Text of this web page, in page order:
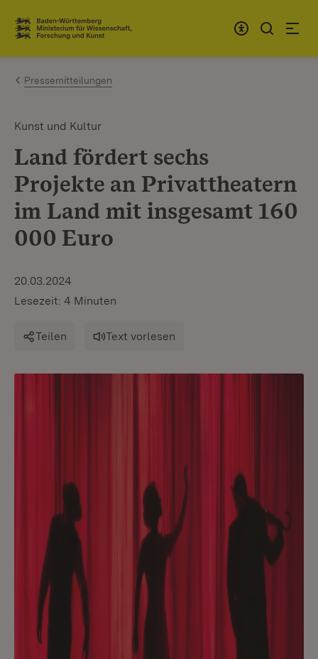
Zum Inhalt springen
Link zur Startseite
Pressemitteilungen
Kunst und Kultur
Land fördert sechs
Projekte an Privattheatern
im Land mit insgesamt 160
000 Euro
20.03.2024
Lesezeit: 4 Minuten
Teilen Text vorlesen